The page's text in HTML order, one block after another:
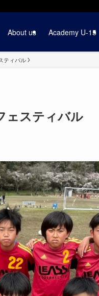
About us Academy U-15
ティバル
ェスティバル